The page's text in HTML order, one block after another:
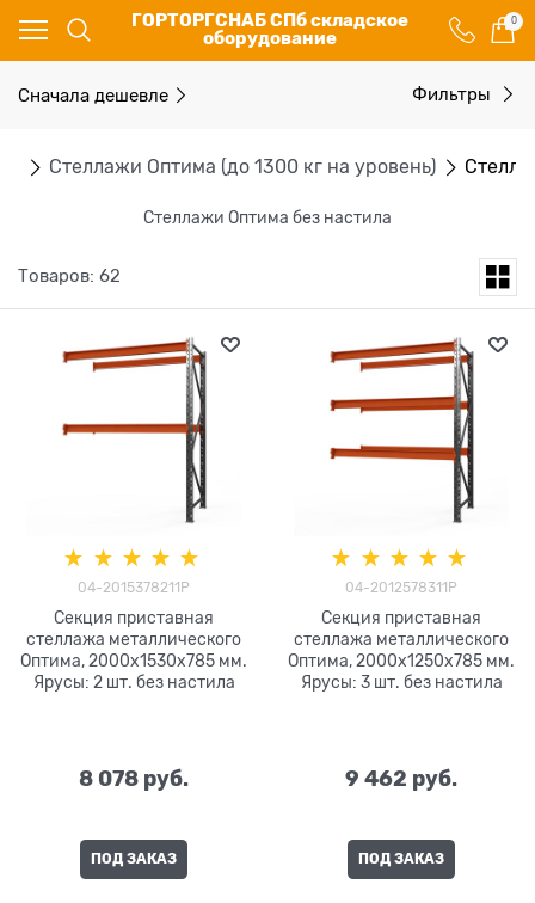
ГОРТОРГСНАБ СПб складское
оборудование
0
Стеллажи Оптима (до 1300 кг на уровень)
Стеллажи Оптима без настила
Сначала дешевле Фильтры
Товаров: 62
04-2015378211P
Секция приставная
стеллажа металлического
Оптима, 2000x1530x785 мм.
Ярусы: 2 шт. без настила
8 078 руб.
ПОД ЗАКАЗ
04-2012578311P
Секция приставная
стеллажа металлического
Оптима, 2000x1250x785 мм.
Ярусы: 3 шт. без настила
9 462 руб.
ПОД ЗАКАЗ